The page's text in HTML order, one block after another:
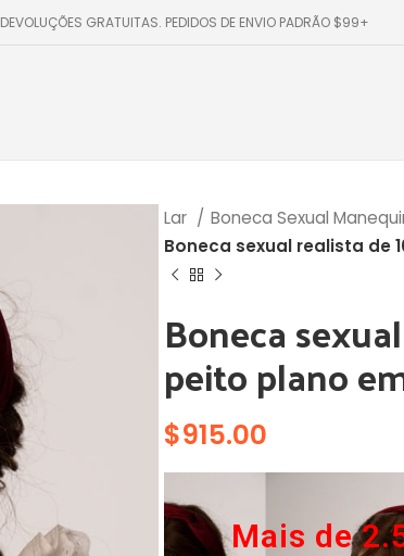
DEVOLUÇÕES GRATUITAS. PEDIDOS DE ENVIO PADRÃO $99+
Lar
Boneca Sexual
Boneca sexual realista de
Boneca
peito plano
$915.00
Mais de